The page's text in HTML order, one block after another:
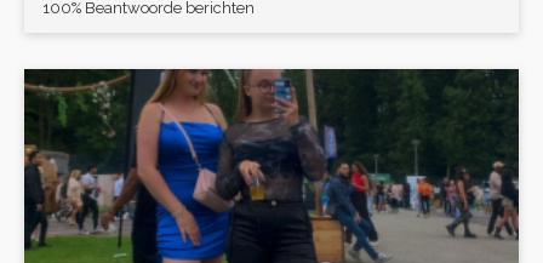
100% Beantwoorde berichten